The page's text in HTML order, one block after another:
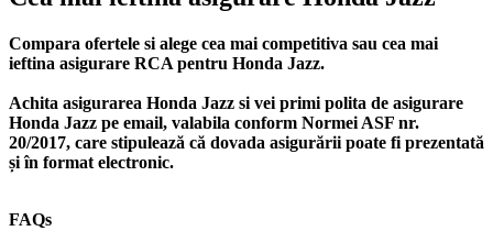
Compara ofertele si alege cea mai competitiva sau cea mai
ieftina asigurare RCA pentru Honda Jazz.
Achita asigurarea Honda Jazz si vei primi polita de asigurare
Honda Jazz pe email, valabila conform Normei ASF nr.
20/2017, care stipulează că dovada asigurării poate fi prezentată
și în format electronic.
FAQs